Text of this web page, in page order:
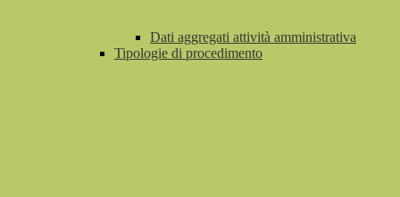
Dati aggregati attività amministrativa
Tipologie di procedimento